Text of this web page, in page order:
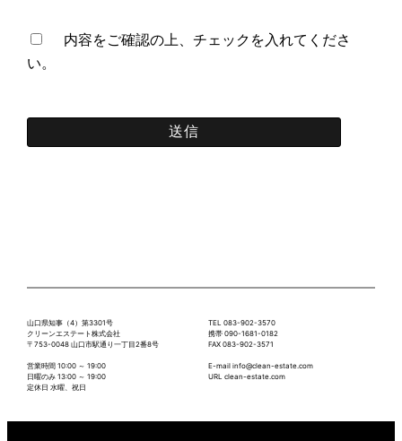
内容をご確認の上、チェックを入れてくださ
い。
山口県知事（4）第3301号
クリーンエステート株式会社
〒753-0048 山口市駅通り一丁目2番8号
営業時間 10:00 ～ 19:00
日曜のみ 13:00 ～ 19:00
定休日 水曜、祝日
TEL 083-902-3570
携帯 090-1681-0182
FAX 083-902-3571
E-mail info@clean-estate.com
URL clean-estate.com